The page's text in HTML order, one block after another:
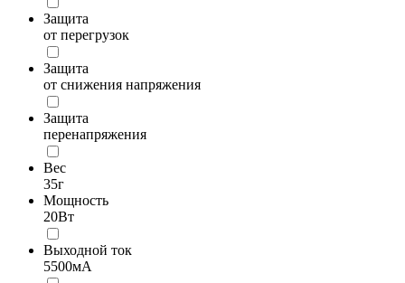
Защита
от перегрузок
Защита
от снижения напряжения
Защита
перенапряжения
Вес
35г
Мощность
20Вт
Выходной ток
5500мА